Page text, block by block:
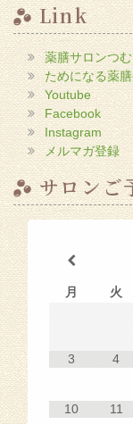
Link
薬膳サロンつ
ためになる薬
Youtube
Facebook
Instagram
メルマガ登録
サロンご
月 火
3 4
10 11